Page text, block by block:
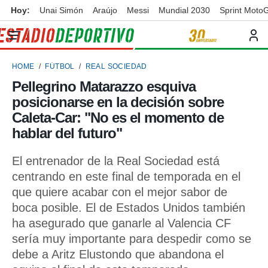
de
por
para
la
que se
calidad.
a este
y
forma
digital
basada
Hoy: Unai Simón Araújo Messi Mundial 2030 Sprint
HOME FÚTBOL REAL SOCIEDAD
Pellegrino Matarazzo esquiva
posicionarse en la decisión sobre
Caleta-Car: "No es el momento de
hablar del futuro"
El entrenador de la Real Sociedad está
centrando en este final de temporada en el
que quiere acabar con el mejor sabor de
boca posible. El de Estados Unidos también
ha asegurado que ganarle al Valencia CF
sería muy importante para despedir como se
debe a Aritz Elustondo que abandona el